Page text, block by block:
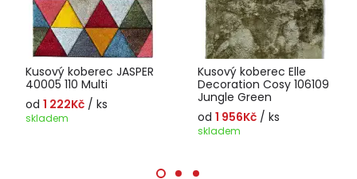
Kusový koberec JASPER
40005 110 Multi
od 1 222Kč / ks
skladem
Kusový koberec Elle
Decoration Cosy 106109
Jungle Green
od 1 956Kč / ks
skladem